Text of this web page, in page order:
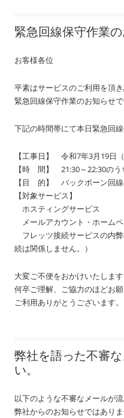
緊急回線保守作業
お客様各位
平素はサービスのご利用を頂
緊急回線保守作業のお知らせで
下記の時間帯にて本日緊急回
【工事日】 令和7年3月19日（
【時 間】 21:30～22:30のう
【目 的】 バックボーン回線
【対象サービス】
ホスティングサービス
メールアカウント・ホーム
フレッツ接続サービスの内
続は関係しません。）
大変ご不便をおかけいたします
何卒ご理解、ご協力のほどお願
ご利用ありがとうございます。
弊社を語った不審
い。
以下のような不審なメールが
弊社からのお知らせではあり